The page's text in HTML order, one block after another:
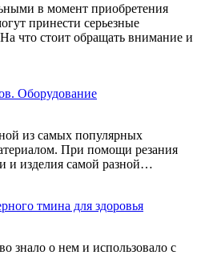
в момент приобретения
принести серьезные
что стоит обращать внимание и
Оборудование
из самых популярных
При помощи резания
и изделия самой разной…
тмина для здоровья
знало о нем и использовало с